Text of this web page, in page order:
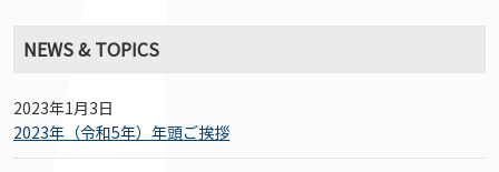
NEWS & TOPICS
2023年1月3日
2023年（令和5年）年頭ご挨拶